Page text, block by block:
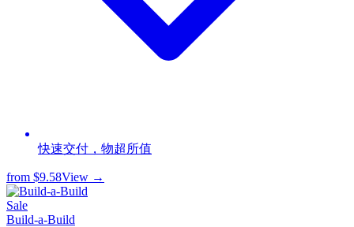
快速交付，物超所值
from $9.58View →
Sale
Build-a-Build